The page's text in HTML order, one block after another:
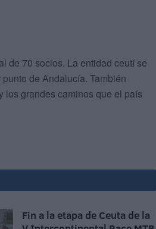
de 70 socios. La entidad ceutí se
de Andalucía. También
los grandes caminos que el país
Fin a la etapa de Ceuta de la